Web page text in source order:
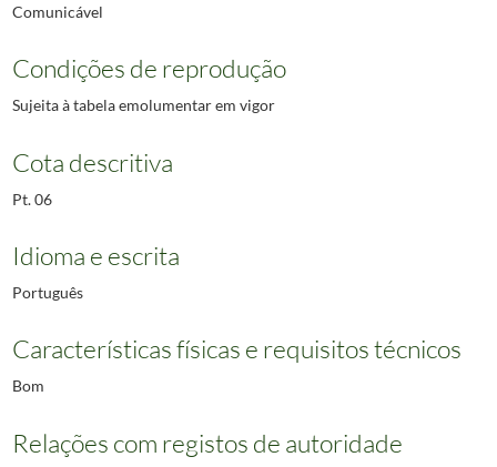
Comunicável
Condições de reprodução
Sujeita à tabela emolumentar em vigor
Cota descritiva
Pt. 06
Idioma e escrita
Português
Características físicas e requisitos técnicos
Bom
Relações com registos de autoridade